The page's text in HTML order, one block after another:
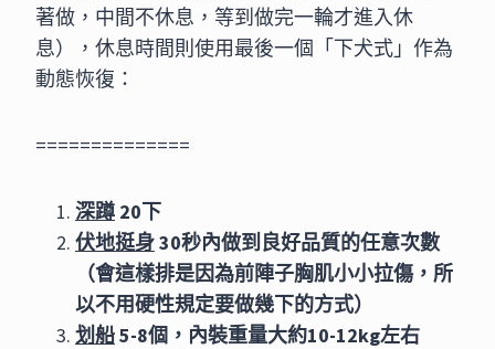
著做，中間不休息，等到做完一輪才進入休
息），休息時間則使用最後一個「下犬式」作為
動態恢復：
==============
深蹲 20下
伏地挺身30秒內做到良好品質的任意次數
（會這樣排是因為前陣子胸肌小小拉傷，所
以不用硬性規定要做幾下的方式）
划船5-8個，內裝重量大約10-12kg左右